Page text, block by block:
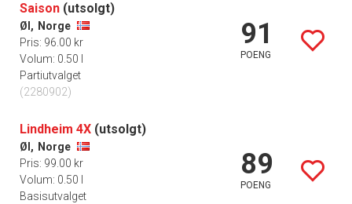
Saison (utsolgt)
Øl, Norge
Pris: 96.00 kr
Volum: 0.50 l
Partiutvalget
(2280902)
91
POENG
Lindheim 4X (utsolgt)
Øl, Norge
Pris: 99.00 kr
Volum: 0.50 l
Basisutvalget
89
POENG